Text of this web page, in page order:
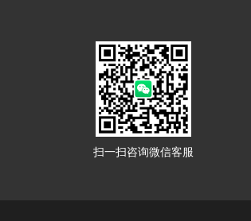
扫一扫咨询微信客服